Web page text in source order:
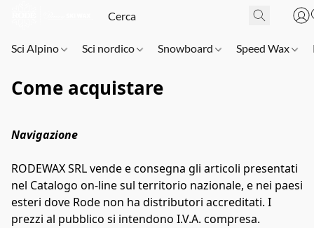
Sci Alpino Sci nordico Snowboard Speed Wax
Come acquistare
Navigazione
RODEWAX SRL vende e consegna gli articoli presentati
nel Catalogo on-line sul territorio nazionale, e nei paesi
esteri dove Rode non ha distributori accreditati. I
prezzi al pubblico si intendono I.V.A. compresa.